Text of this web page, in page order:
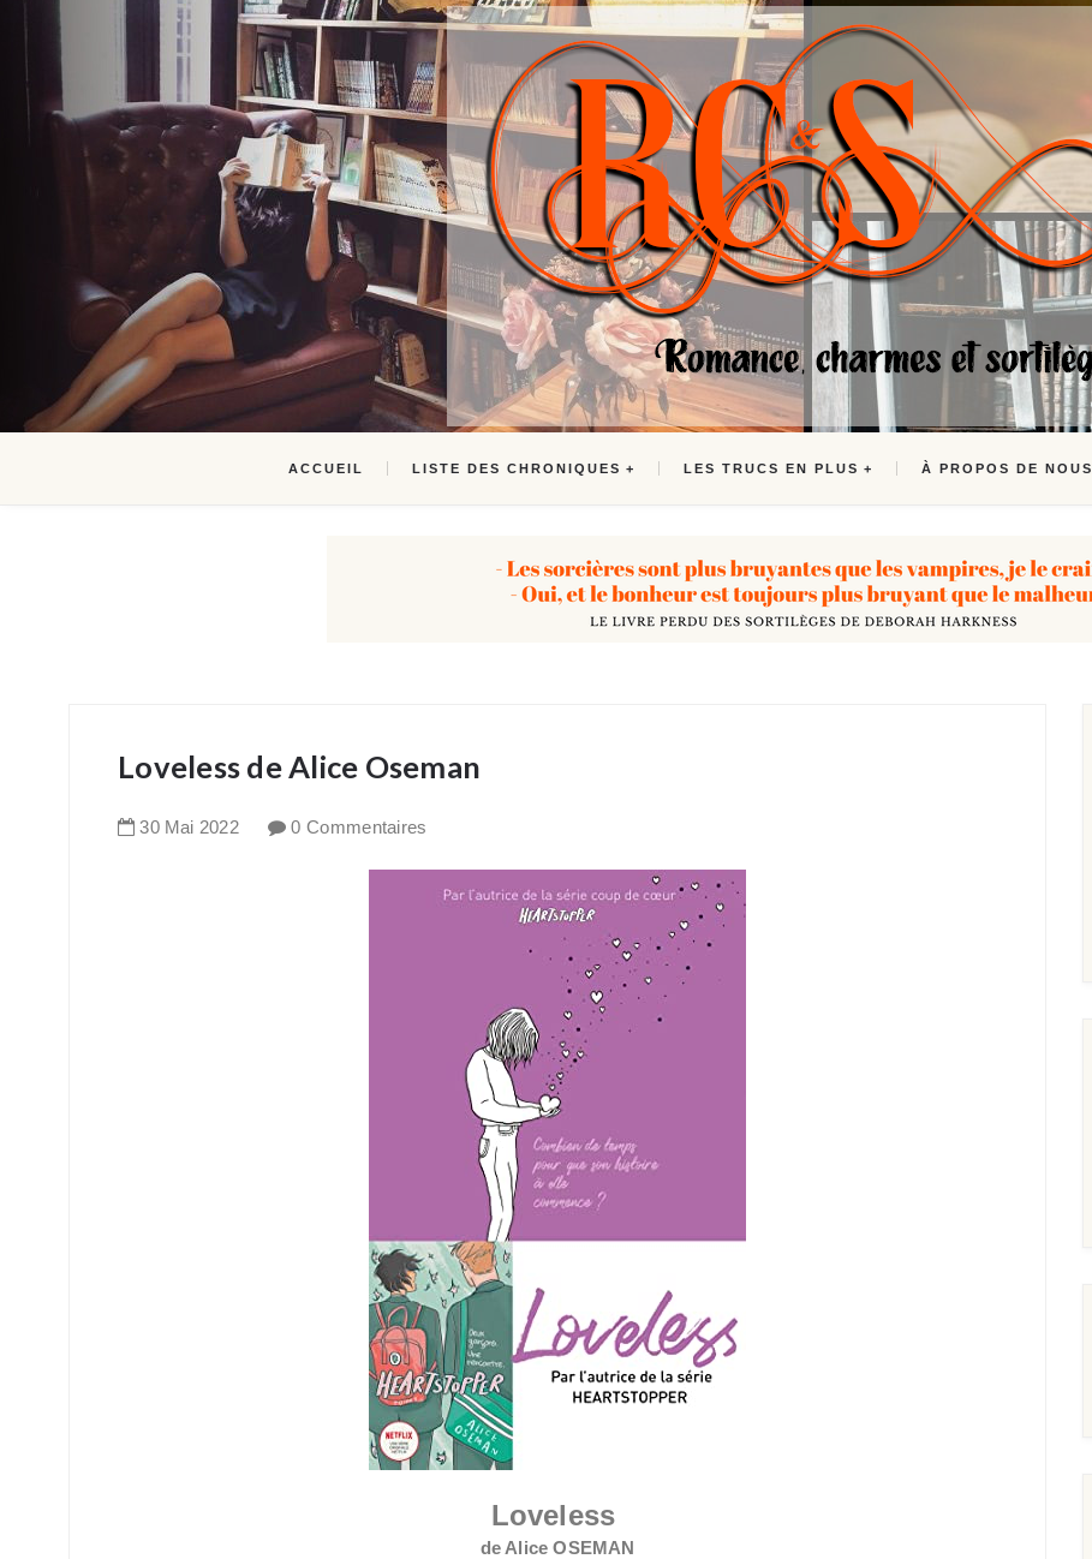
ACCUEIL LISTE DES CHRONIQUES LES TRUCS EN PLUS À PROPOS DE NOUS
Loveless de Alice Oseman
30 Mai 2022 0 Commentaires
Loveless
de Alice OSEMAN